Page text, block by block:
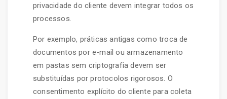
privacidade do cliente devem integrar todos os
processos.
Por exemplo, práticas antigas como troca de
documentos por e-mail ou armazenamento
em pastas sem criptografia devem ser
substituídas por protocolos rigorosos. O
consentimento explícito do cliente para coleta